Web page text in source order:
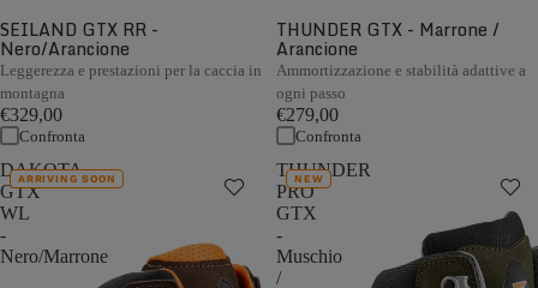
SEILAND GTX RR -
Nero/Arancione
Leggerezza e prestazioni per la caccia in
montagna
€329,00
Confronta
THUNDER GTX - Marrone /
Arancione
Ammortizzazione e stabilità adattive a
ogni passo
€279,00
Confronta
DAKOTA
GTX
WL
-
Nero/Marrone
ARRIVING SOON
THUNDER
PRO
GTX
-
Muschio
/
NEW